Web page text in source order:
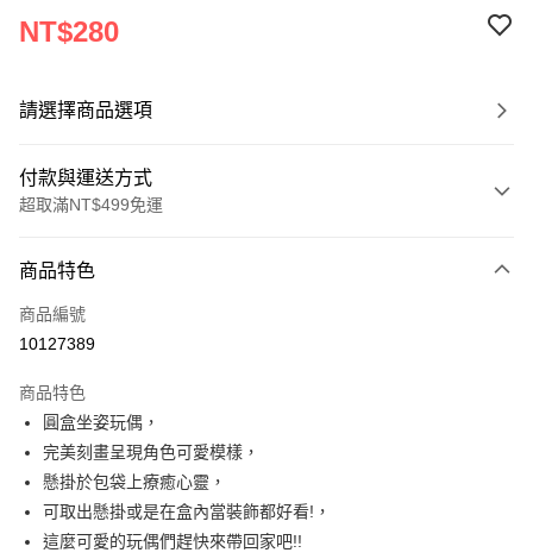
NT$280
請選擇商品選項
付款與運送方式
超取滿NT$499免運
信用卡一次付款
超商取貨付款
Apple Pay
街口支付
悠遊付
AFTEE先享後付
商品特色
商品編號
10127389
商品特色
圓盒坐姿玩偶，
完美刻畫呈現角色可愛模樣，
懸掛於包袋上療癒心靈，
可取出懸掛或是在盒內當裝飾都好看!，
這麼可愛的玩偶們趕快來帶回家吧!!